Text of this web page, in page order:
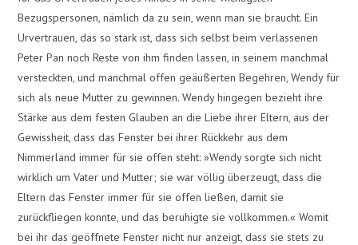
Bezugspersonen, nämlich da zu sein, wenn man sie braucht. Ein
Urvertrauen, das so stark ist, dass sich selbst beim verlassenen
Peter Pan noch Reste von ihm finden lassen, in seinem manchmal
versteckten, und manchmal offen geäußerten Begehren, Wendy für
sich als neue Mutter zu gewinnen. Wendy hingegen bezieht ihre
Stärke aus dem festen Glauben an die Liebe ihrer Eltern, aus der
Gewissheit, dass das Fenster bei ihrer Rückkehr aus dem
Nimmerland immer für sie offen steht: »Wendy sorgte sich nicht
wirklich um Vater und Mutter; sie war völlig überzeugt, dass die
Eltern das Fenster immer für sie offen ließen, damit sie
zurückfliegen konnte, und das beruhigte sie vollkommen.« Womit
bei ihr das geöffnete Fenster nicht nur anzeigt, dass sie stets zu